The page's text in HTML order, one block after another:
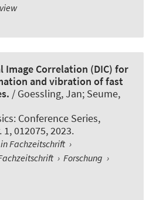
Image Correlation (DIC) for
and vibration of fast
/ Goessling, Jan; Seume,
Conference Series,
012075, 2023.
Fachzeitschrift ›
› Forschung ›